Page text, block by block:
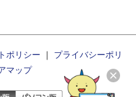
ポリシー ｜
プライバシーポリ
マップ